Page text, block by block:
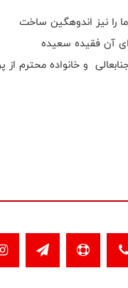
ما را نیز اندوهگین ساخت
آن فقیده سعیده
و خانواده محترم از